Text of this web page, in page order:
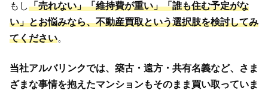
もし「売れない」「維持費が重い」「誰も住む予定がな
い」とお悩みなら、不動産買取という選択肢を検討してみ
てください。
当社アルバリンクでは、築古・遠方・共有名義など、さま
ざまな事情を抱えたマンションもそのまま買い取っていま